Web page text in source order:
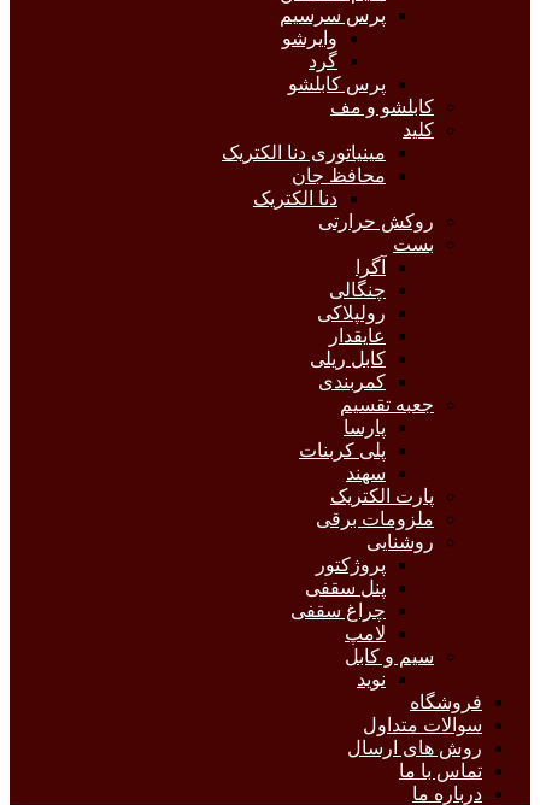
پرس سرسیم
وایرشو
گرد
پرس کابلشو
کابلشو و مف
کلید
مینیاتوری دنا الکتریک
محافظ جان
دنا الکتریک
روکش حرارتی
بست
آگرا
چنگالی
رولپلاکی
عایقدار
کابل ریلی
کمربندی
جعبه تقسیم
پارسا
پلی کربنات
سهند
پارت الکتریک
ملزومات برقی
روشنایی
پروژکتور
پنل سقفی
چراغ سقفی
لامپ
سیم و کابل
نوید
فروشگاه
سوالات متداول
روش های ارسال
تماس با ما
درباره ما